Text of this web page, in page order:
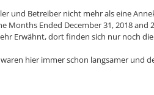
und Betreiber nicht mehr als eine
Ended December 31, 2018 and
Erwähnt, dort finden sich nur noch
hier immer schon langsamer und